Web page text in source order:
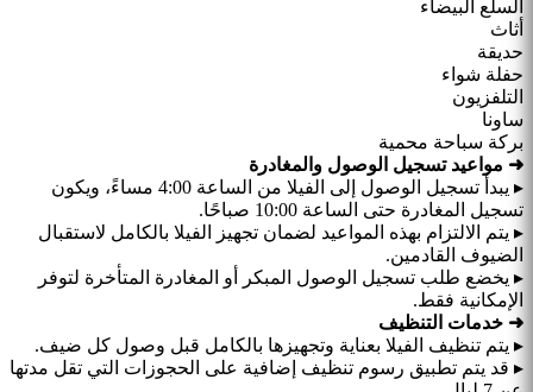
السلع البيضاء
أثاث
حديقة
حفلة شواء
التلفزيون
ساونا
بركة سباحة محمية
➜ مواعيد تسجيل الوصول والمغادرة
▸ يبدأ تسجيل الوصول إلى الفيلا من الساعة 4:00 مساءً، ويكون
تسجيل المغادرة حتى الساعة 10:00 صباحًا.
▸ يتم الالتزام بهذه المواعيد لضمان تجهيز الفيلا بالكامل لاستقبال
الضيوف القادمين.
▸ يخضع طلب تسجيل الوصول المبكر أو المغادرة المتأخرة لتوفر
الإمكانية فقط.
➜ خدمات التنظيف
▸ يتم تنظيف الفيلا بعناية وتجهيزها بالكامل قبل وصول كل ضيف.
▸ قد يتم تطبيق رسوم تنظيف إضافية على الحجوزات التي تقل مدتها